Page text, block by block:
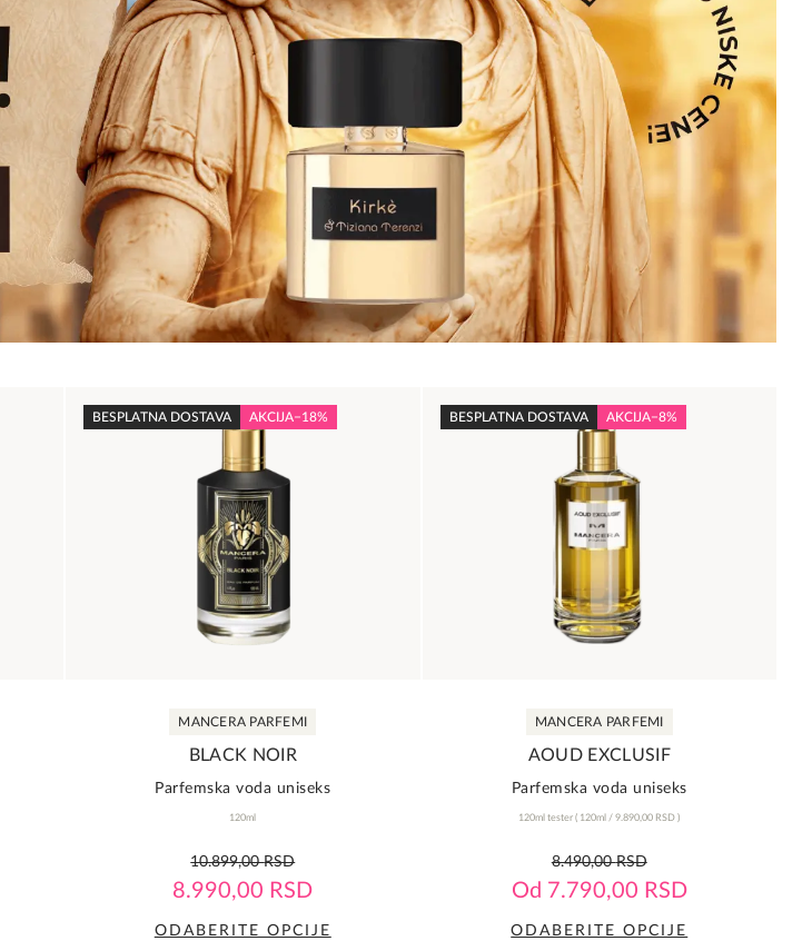
BESPLATNA DOSTAVA AKCIJA−18%
MANCERA PARFEMI
BLACK NOIR
Parfemska voda uniseks
120ml
rating
10.899,00RSD
8.990,00 RSD
ODABERITE OPCIJE
BESPLATNA DOSTAVA AKCIJA−8%
MANCERA PARFEMI
AOUD EXCLUSIF
Parfemska voda uniseks
120ml tester ( 120ml /9.890,00 RSD )
rating
8.490,00RSD
Od 7.790,00 RSD
ODABERITE OPCIJE